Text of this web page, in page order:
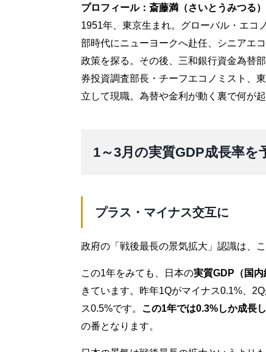
プロフィール：斎藤満（さいとうみつる）
1951年、東京生まれ。グローバル・エコ
部時代にニューヨークへ赴任、シニアエ
政策を探る。その後、三和銀行資金為替
券投資調査部長・チーフエコノミスト、
立して現職。為替や金利が動く裏で何が
1～3月の実質GDP成長率
プラス・マイナス交互に
政府の「戦後最長の景気拡大」認識は、
この1年をみても、日本の実質GDP（国内
きています。昨年1Qがマイナス0.1%、
ス0.5%です。 この1年では0.3%しか成長
の番となります。